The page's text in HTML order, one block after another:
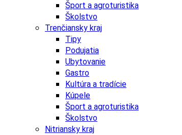
Šport a agroturistika
Školstvo
Trenčiansky kraj
Tipy
Podujatia
Ubytovanie
Gastro
Kultúra a tradície
Kúpele
Šport a agroturistika
Školstvo
Nitriansky kraj